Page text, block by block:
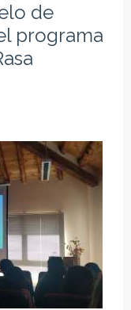
de
programa